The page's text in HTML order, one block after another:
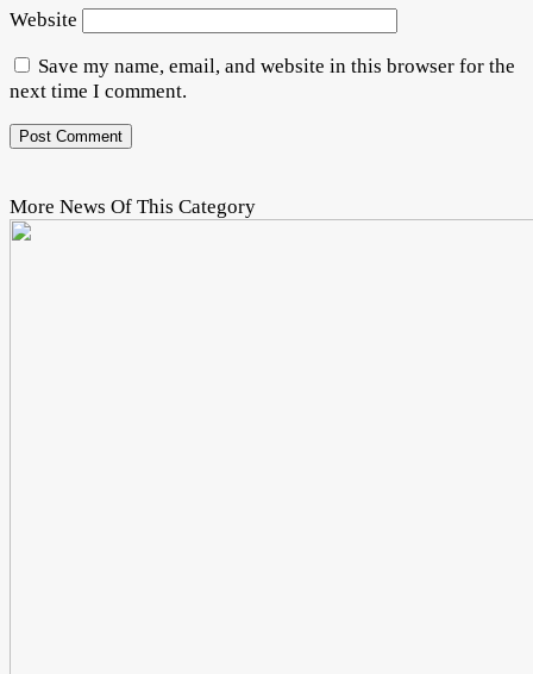
Website
Save my name, email, and website in this browser for the
next time I comment.
More News Of This Category